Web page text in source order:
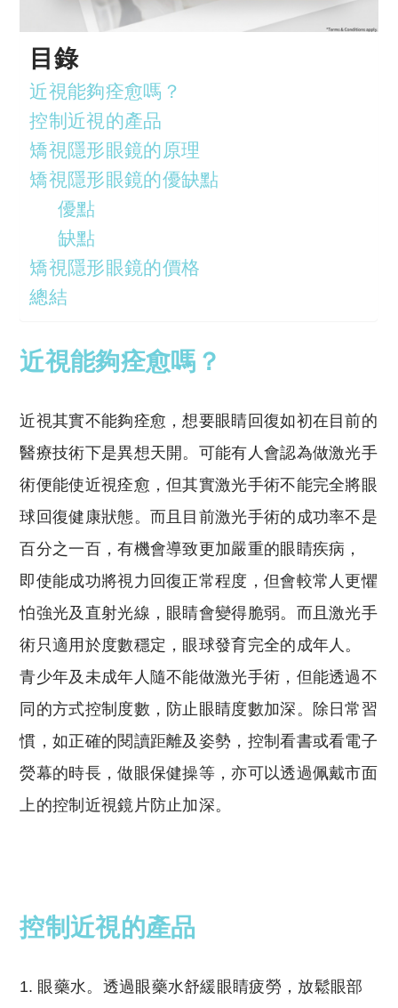
目錄
近視能夠痊愈嗎？
控制近視的產品
矯視隱形眼鏡的原理
矯視隱形眼鏡的優缺點
優點
缺點
矯視隱形眼鏡的價格
總結
近視能夠痊愈嗎？
近視其實不能夠痊愈，想要眼睛回復如初在目前的
醫療技術下是異想天開。可能有人會認為做激光手
術便能使近視痊愈，但其實激光手術不能完全將眼
球回復健康狀態。而且目前激光手術的成功率不是
百分之一百，有機會導致更加嚴重的眼睛疾病，
即使能成功將視力回復正常程度，但會較常人更懼
怕強光及直射光線，眼睛會變得脆弱。而且激光手
術只適用於度數穩定，眼球發育完全的成年人。
青少年及未成年人隨不能做激光手術，但能透過不
同的方式控制度數，防止眼睛度數加深。除日常習
慣，如正確的閱讀距離及姿勢，控制看書或看電子
熒幕的時長，做眼保健操等，亦可以透過佩戴市面
上的控制近視鏡片防止加深。
控制近視的產品
眼藥水。透過眼藥水舒緩眼睛疲勞，放鬆眼部